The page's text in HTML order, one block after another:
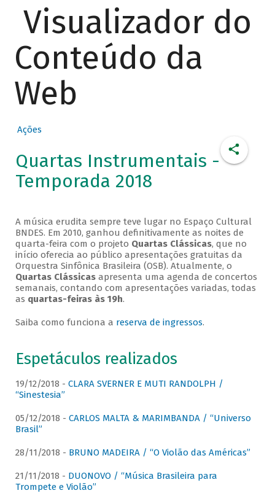
Visualizador do
Conteúdo da
Web
Ações
Quartas Instrumentais -
Temporada 2018
A música erudita sempre teve lugar no Espaço Cultural
BNDES. Em 2010, ganhou definitivamente as noites de
quarta-feira com o projeto Quartas Clássicas, que no
início oferecia ao público apresentações gratuitas da
Orquestra Sinfônica Brasileira (OSB). Atualmente, o
Quartas Clássicasapresenta uma agenda de concertos
semanais, contando com apresentações variadas, todas
as quartas-feiras às 19h.
Saiba como funciona a reserva de ingressos.
Espetáculos realizados
19/12/2018 - CLARA SVERNER E MUTI RANDOLPH /
“Sinestesia”
05/12/2018 - CARLOS MALTA & MARIMBANDA / “Universo
Brasil”
28/11/2018 - BRUNO MADEIRA / “O Violão das Américas”
21/11/2018 - DUONOVO / “Música Brasileira para
Trompete e Violão”